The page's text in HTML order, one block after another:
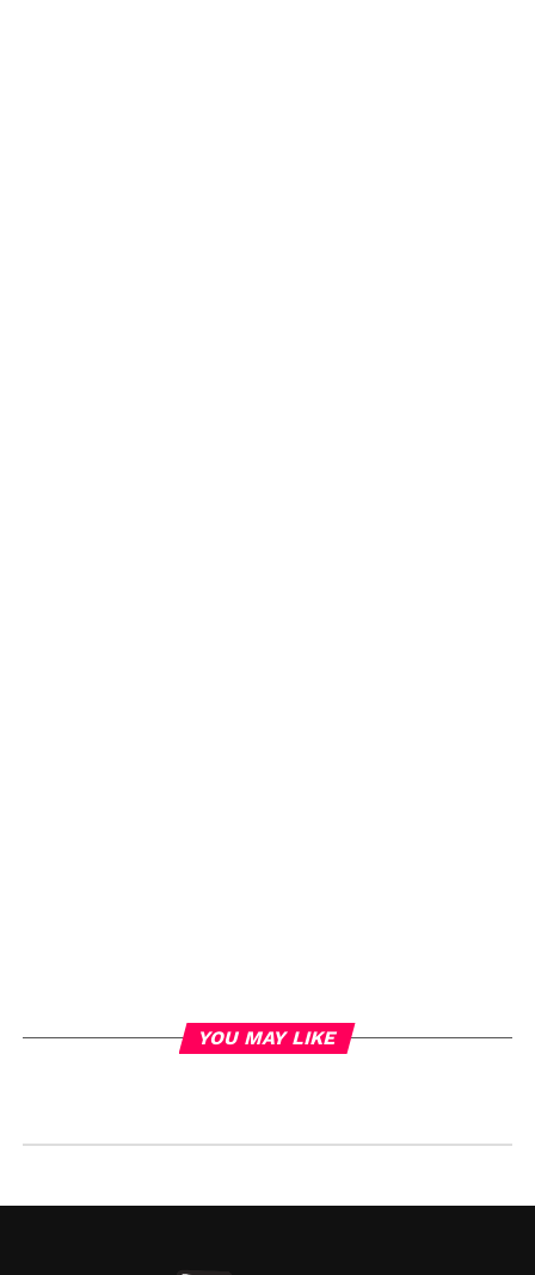
YOU MAY LIKE